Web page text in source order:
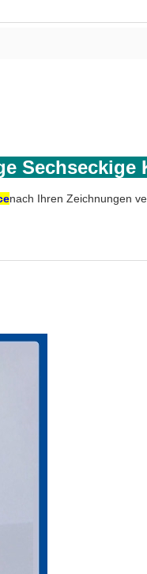
Sechseckige
nach Ihren Zeichnungen